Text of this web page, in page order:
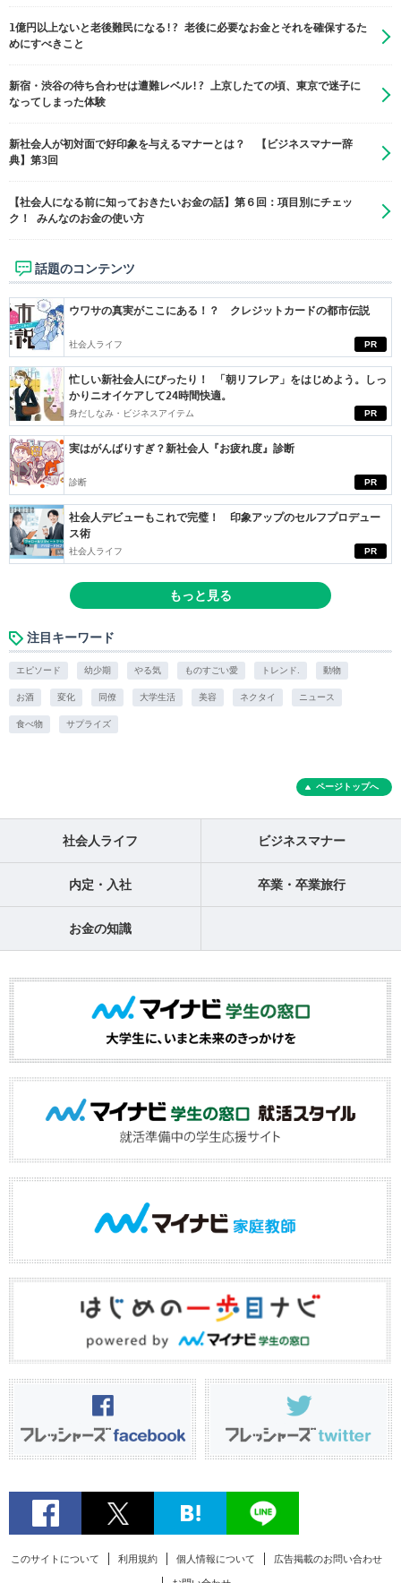
1億円以上ないと老後難民になる!? 老後に必要なお金とそれを確保するた
めにすべきこと
新宿・渋谷の待ち合わせは遭難レベル!? 上京したての頃、東京で迷子に
なってしまった体験
新社会人が初対面で好印象を与えるマナーとは？ 【ビジネスマナー辞
典】第3回
【社会人になる前に知っておきたいお金の話】第６回：項目別にチェッ
ク！ みんなのお金の使い方
話題のコンテンツ
PR
ウワサの真実がここにある！？ クレジットカードの都市伝説
社会人ライフ
PR
忙しい新社会人にぴったり！ 「朝リフレア」をはじめよう。しっ
かりニオイケアして24時間快適。
身だしなみ・ビジネスアイテム
PR
実はがんばりすぎ？新社会人『お疲れ度』診断
診断
PR
社会人デビューもこれで完璧！ 印象アップのセルフプロデュー
ス術
社会人ライフ
もっと見る
注目キーワード
エピソード 幼少期 やる気 ものすごい愛 トレンド. 動物
お酒 変化 同僚 大学生活 美容 ネクタイ ニュース
食べ物 サプライズ
ページトップへ
社会人ライフ ビジネスマナー
内定・入社 卒業・卒業旅行
お金の知識
このサイトについて 利用規約 個人情報について 広告掲載のお問い合わせ